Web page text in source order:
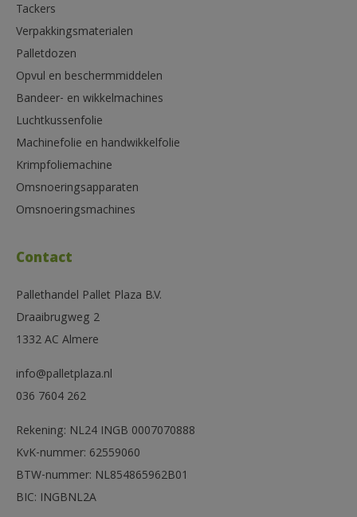
Tackers
Verpakkingsmaterialen
Palletdozen
Opvul en beschermmiddelen
Bandeer- en wikkelmachines
Luchtkussenfolie
Machinefolie en handwikkelfolie
Krimpfoliemachine
Omsnoeringsapparaten
Omsnoeringsmachines
Contact
Pallethandel Pallet Plaza B.V.
Draaibrugweg 2
1332 AC Almere
info@palletplaza.nl
036 7604 262
Rekening: NL24 INGB 0007070888
KvK-nummer: 62559060
BTW-nummer: NL854865962B01
BIC: INGBNL2A